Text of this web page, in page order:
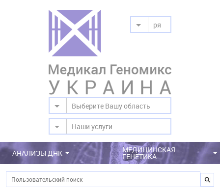
ря
Выберите Вашу область
Наши услуги
АНАЛИЗЫ ДНК МЕДИЦИНСКАЯ
ГЕНЕТИКА
Поиск